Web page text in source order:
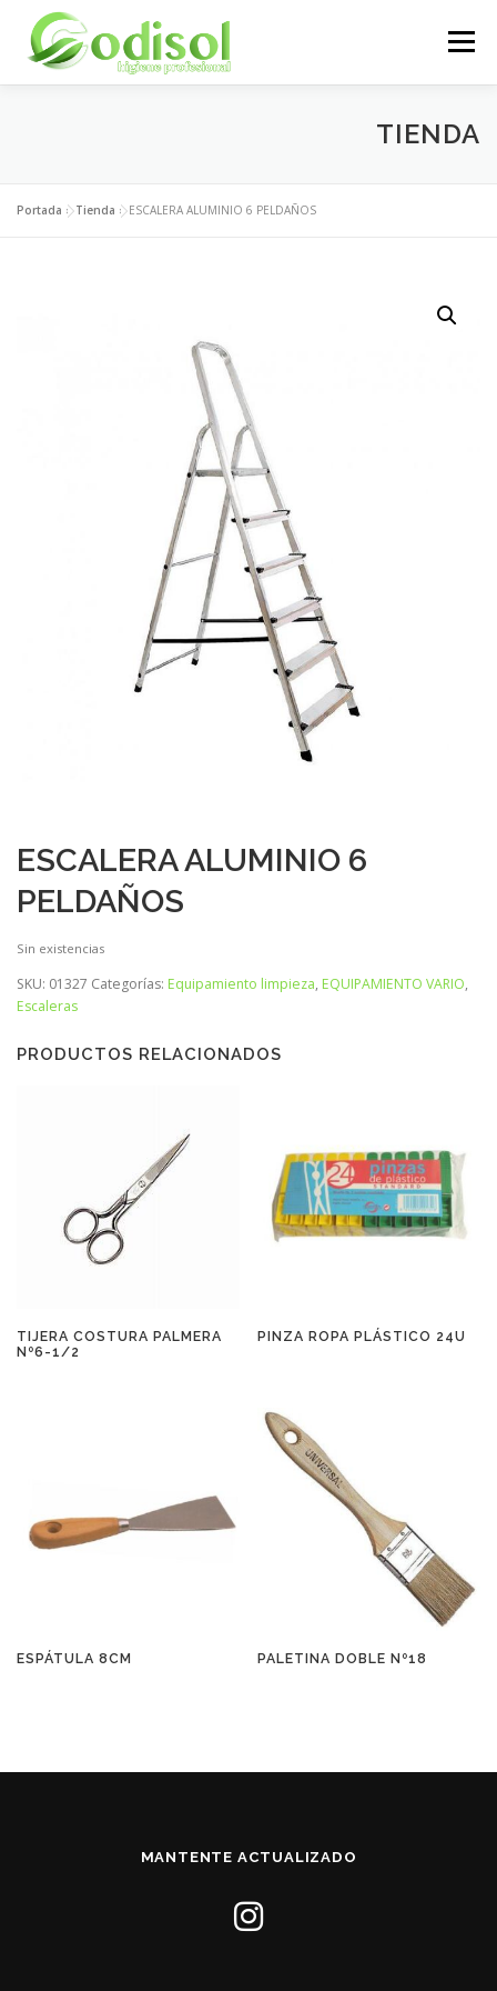
contenido
Menú
ÁREA CLIENTES CONTACTO
TIENDA
Portada »Tienda »ESCALERA ALUMINIO 6 PELDAÑOS
ESCALERA ALUMINIO 6
PELDAÑOS
Sin existencias
SKU: 01327 Categorías: Equipamiento limpieza, EQUIPAMIENTO VARIO,
Escaleras
PRODUCTOS RELACIONADOS
TIJERA COSTURA PALMERA
Nº6-1/2
PINZA ROPA PLÁSTICO 24U
ESPÁTULA 8CM PALETINA DOBLE Nº18
MANTENTE ACTUALIZADO